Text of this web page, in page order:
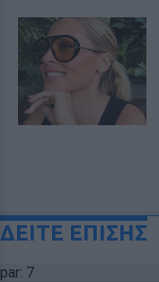
ΔΕΙΤΕ ΕΠΙΣΗΣ
par: 7